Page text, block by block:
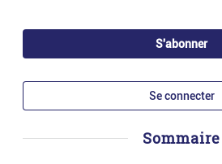
S'abonner
Se connecter
Sommaire